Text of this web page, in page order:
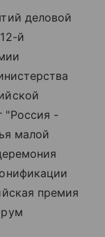
деловой
й
"Россия -
малой
премия